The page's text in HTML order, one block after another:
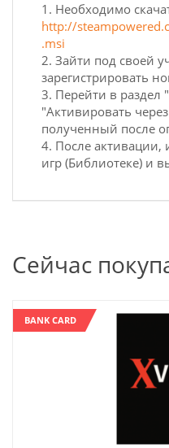
1. Необходимо
http://
.msi
2. Зайти под своей
зарегистрировать
3. Перейти в
"Активировать
полученный после
4. После активации,
игр (Библиотеке) и
Сейчас
BANK CARD